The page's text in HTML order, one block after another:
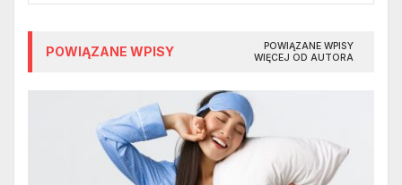
POWIĄZANE WPISY
POWIĄZANE WPISY
WIĘCEJ OD AUTORA